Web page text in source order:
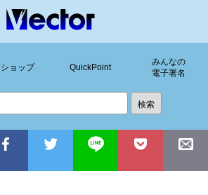
ョップ QuickPoint
みんなの
電子署名